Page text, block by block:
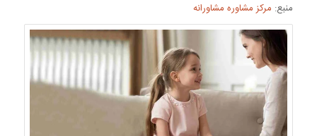
منبع: مرکز مشاوره مشاورانه